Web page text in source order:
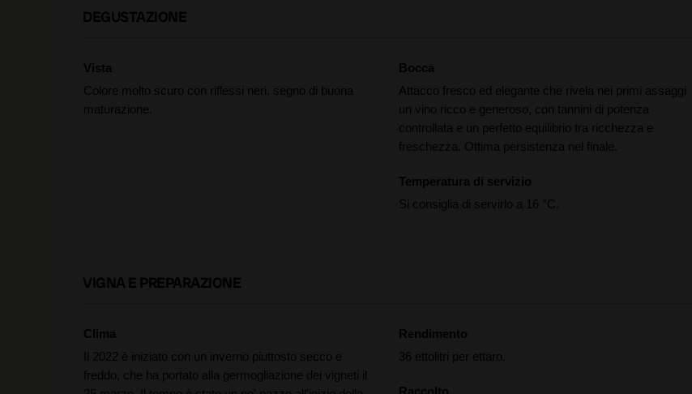
DEGUSTAZIONE
Vista
Colore molto scuro con riflessi neri, segno di buona
maturazione.
Bocca
Attacco fresco ed elegante che rivela nei primi assaggi
un vino ricco e generoso, con tannini di potenza
controllata e un perfetto equilibrio tra ricchezza e
freschezza. Ottima persistenza nel finale.
Temperatura di servizio
Si consiglia di servirlo a 16 °C.
VIGNA E PREPARAZIONE
Clima
Il 2022 è iniziato con un inverno piuttosto secco e
freddo, che ha portato alla germogliazione dei vigneti il
Rendimento
36 ettolitri per ettaro.
Raccolto